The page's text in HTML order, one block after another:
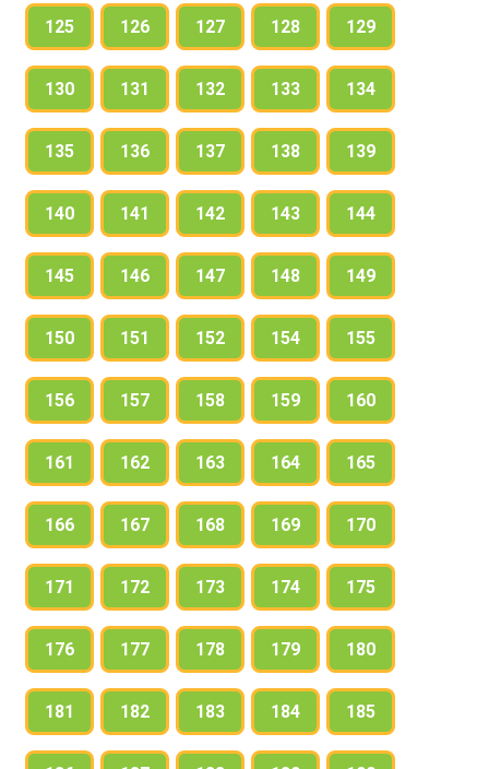
125 126 127 128 129
130 131 132 133 134
135 136 137 138 139
140 141 142 143 144
145 146 147 148 149
150 151 152 154 155
156 157 158 159 160
161 162 163 164 165
166 167 168 169 170
171 172 173 174 175
176 177 178 179 180
181 182 183 184 185